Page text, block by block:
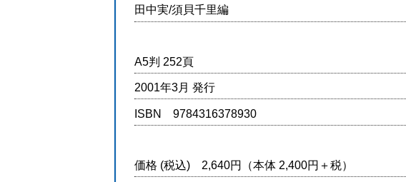
田中実/須貝千里編
A5判 252頁
2001年3月 発行
ISBN 9784316378930
価格 (税込) 2,640円（本体 2,400円＋税）